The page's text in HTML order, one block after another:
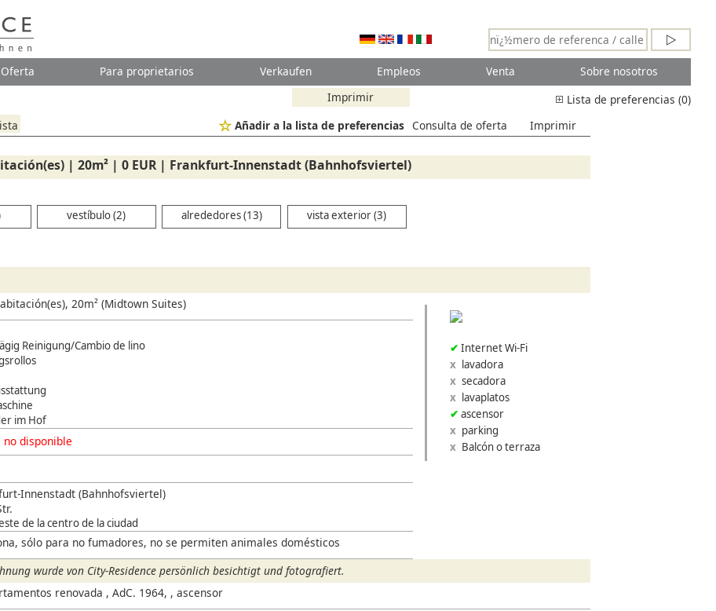
Oferta Para proprietarios Verkaufen Empleos Venta
Sobre nosotros
Lista de preferencias (0)
Imprimir
Imprimir
Consulta de oferta
Añadir a la lista de preferencias
| 20m² | 0 EUR | Frankfurt-Innenstadt (Bahnhofsviertel)
vestíbulo (2) alrededores (13) vista exterior (3)
Internet Wi-Fi
lavadora
secadora
lavaplatos
ascensor
parking
Balcón o terraza
20m² (Midtown Suites)
Reinigung/Cambio de lino
im Hof
disponible
Innenstadt (Bahnhofsviertel)
de la centro de la ciudad
sólo para no fumadores, no se permiten animales domésticos
wurde von City-Residence persönlich besichtigt und fotografiert.
renovada , AdC. 1964, , ascensor